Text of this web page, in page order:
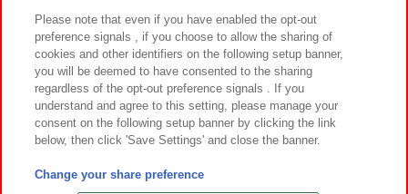
カスタマーハラスメント対応方針 よくあるご質問・お問い合わせ
©Bandai Namco Amusement Inc.
©Bandai Namco Amusement Lab Inc.
Please note that even if you have enabled the opt-out
preference signals , if you choose to allow the sharing of
cookies and other identifiers on the following setup banner,
you will be deemed to have consented to the sharing
regardless of the opt-out preference signals . If you
understand and agree to this setting, please manage your
consent on the following setup banner by clicking the link
below, then click 'Save Settings' and close the banner.
Change your share preference